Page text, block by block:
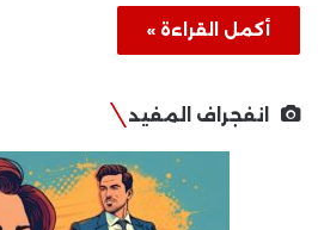
أكمل القراءة »
انفجراف المفيد